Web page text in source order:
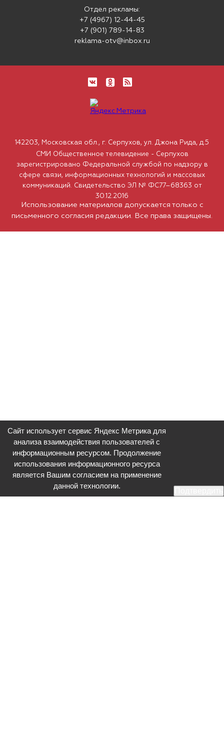
Отдел рекламы:
+7 (4967) 12-44-45
+7 (901) 789-14-83
reklama-otv@inbox.ru
Использование материалов допускается только с
письменного согласия редакции. Все права защищены.
142203, Московская обл., г. Серпухов, ул. Джона Рида, д.5
СМИ Общественное телевидение - Серпухов
зарегистрировано Федеральной службой по надзору в
сфере связи, информационных технологий и массовых
коммуникаций. Свидетельство ЭЛ № ФС77–68363 от
30.12.2016
Сайт использует сервис Яндекс Метрика для
анализа взаимодействия пользователей с
информационным ресурсом. Продолжение
использования информационного ресурса
является Вашим согласием на применение
данной технологии.